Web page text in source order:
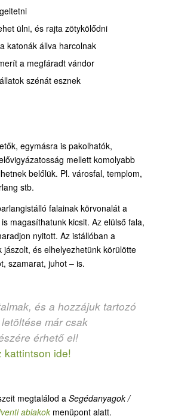
ülni, és rajta zötykölődni
katonák állva harcolnak
a megfáradt vándor
szénát esznek
egymásra is pakolhatók,
mellett komolyabb
belőlük. Pl. városfal, templom,
stb.
falainak körvonalát a
magasíthatunk kicsit. Az elülső fala,
nyitott. Az istállóban a
és elhelyezhetünk körülötte
szamarat, juhot – is.
és a hozzájuk tartozó
már csak
érhető el!
kattintson ide!
megtalálod a Segédanyagok /
ablakok menüpont alatt.